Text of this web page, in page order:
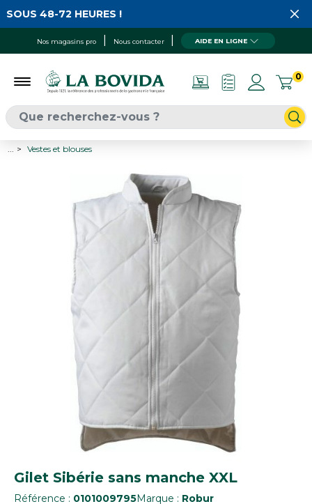
Nos magasins pro Nous contacter AIDE EN LIGNE
0
48-72 HEURES !
Vestes et blouses
Gilet Sibérie sans manche XXL
Référence : 0101009795Marque : Robur